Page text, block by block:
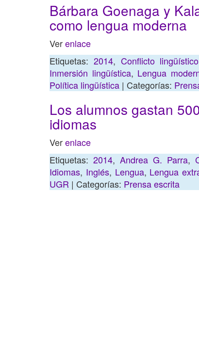
Bárbara Goenaga y
como lengua moderna
Verenlace
Etiquetas: 2014, Conflicto lingüístico
Inmersión lingüística, Lengua
Política lingüística | Categorías:
Los alumnos gastan
idiomas
Verenlace
Etiquetas: 2014, Andrea G. Parra,
Idiomas, Inglés, Lengua, Lengua
UGR | Categorías: Prensa escrita